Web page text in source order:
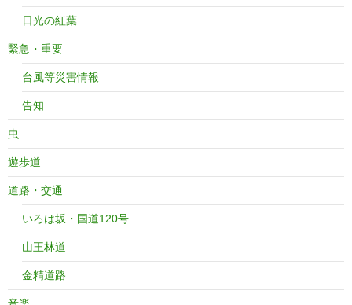
日光の紅葉
緊急・重要
台風等災害情報
告知
虫
遊歩道
道路・交通
いろは坂・国道120号
山王林道
金精道路